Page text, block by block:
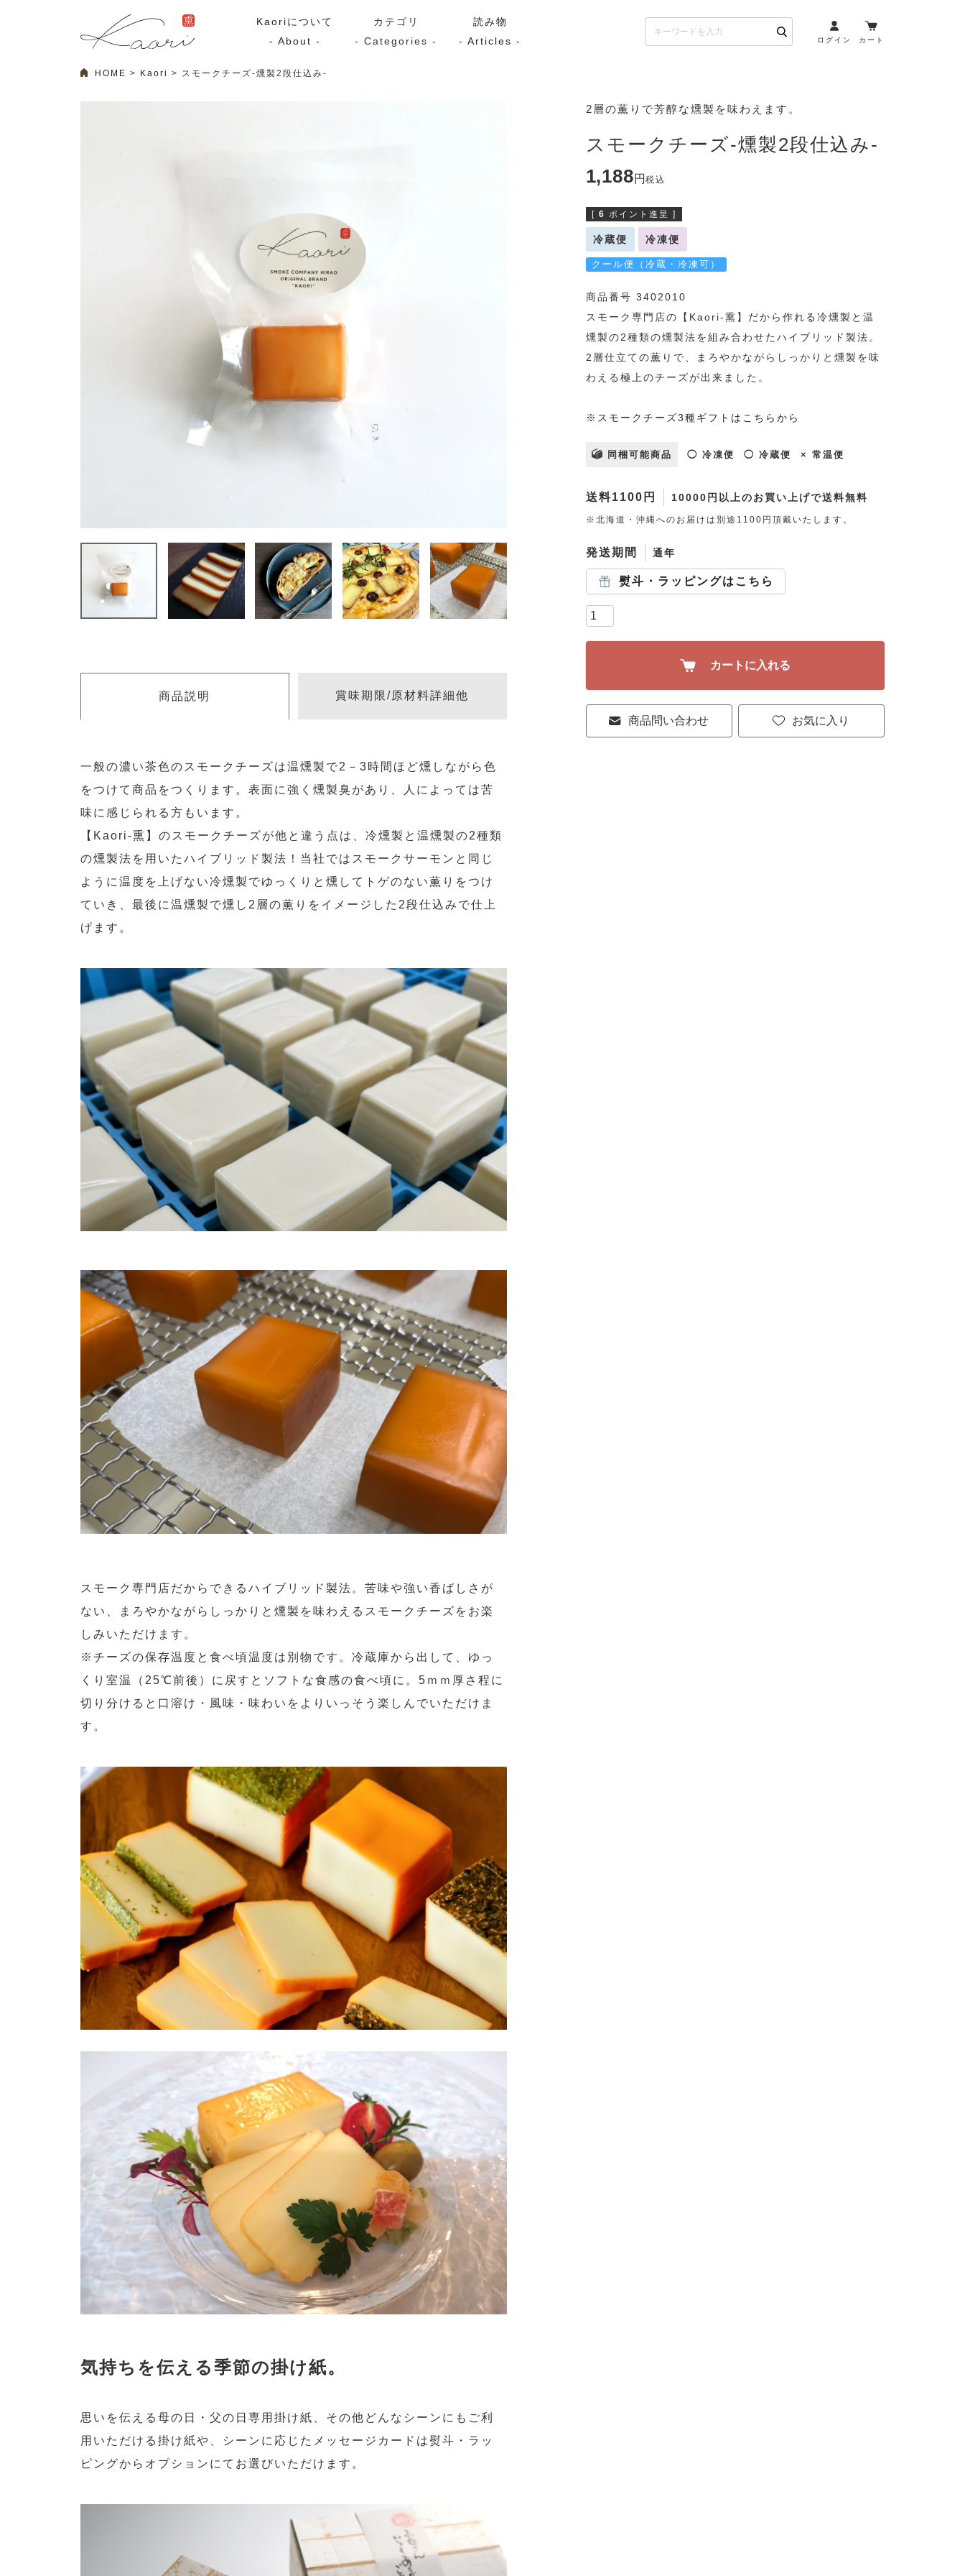
Kaoriについて
- About -
カテゴリ
- Categories -
漢魂（かんたま）
Kaoriセレクト
ワイン・スパークリング
サブスク（定期コース・頒布会）
読み物
- Articles -
ログイン カート
HOME Kaori スモークチーズ-燻製2段仕込み-
2層の薫りで芳醇な燻製を味わえます。
スモークチーズ-燻製2段仕込み-
1,188
税込
[ 6 ポイント進呈 ]
冷蔵便 冷凍便
クール便（冷蔵・冷凍可）
商品番号 3402010
スモーク専門店の【Kaori-熏】だから作れる冷燻製と温
燻製の2種類の燻製法を組み合わせたハイブリッド製法。
2層仕立ての薫りで、まろやかながらしっかりと燻製を味
わえる極上のチーズが出来ました。
※スモークチーズ3種ギフトはこちらから
同梱可能商品 ◯ 冷凍便 ◯ 冷蔵便 × 常温便
送料1100円 10000円以上のお買い上げで送料無料
※北海道・沖縄へのお届けは別途1100円頂戴いたします。
発送期間 通年
熨斗・ラッピングはこちら
お気に入り
カートに入れる
商品問い合わせ
商品説明 賞味期限/原材料詳細他
一般の濃い茶色のスモークチーズは温燻製で2－3時間ほど燻しながら色
をつけて商品をつくります。表面に強く燻製臭があり、人によっては苦
味に感じられる方もいます。
【Kaori-熏】のスモークチーズが他と違う点は、冷燻製と温燻製の2種類
の燻製法を用いたハイブリッド製法！当社ではスモークサーモンと同じ
ように温度を上げない冷燻製でゆっくりと燻してトゲのない薫りをつけ
ていき、最後に温燻製で燻し2層の薫りをイメージした2段仕込みで仕上
げます。
スモーク専門店だからできるハイブリッド製法。苦味や強い香ばしさが
ない、まろやかながらしっかりと燻製を味わえるスモークチーズをお楽
しみいただけます。
※チーズの保存温度と食べ頃温度は別物です。冷蔵庫から出して、ゆっ
くり室温（25℃前後）に戻すとソフトな食感の食べ頃に。5ｍｍ厚さ程に
切り分けると口溶け・風味・味わいをよりいっそう楽しんでいただけま
す。
気持ちを伝える季節の掛け紙。
思いを伝える母の日・父の日専用掛け紙、その他どんなシーンにもご利
用いただける掛け紙や、シーンに応じたメッセージカードは熨斗・ラッ
ピングからオプションにてお選びいただけます。